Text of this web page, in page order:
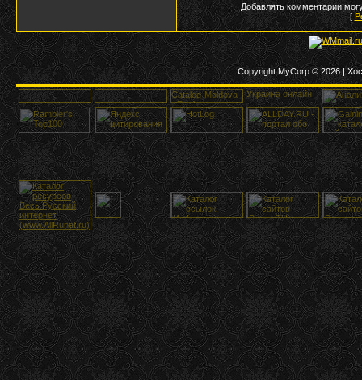
Добавлять комментарии
[
Copyright MyCorp © 2026|